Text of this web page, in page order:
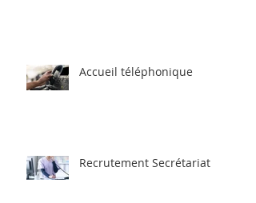
Accueil téléphonique
Recrutement Secrétariat